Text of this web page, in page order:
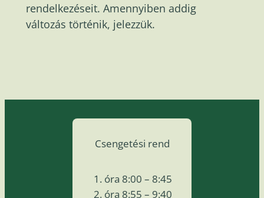
rendelkezéseit. Amennyiben addig
változás történik, jelezzük.
Csengetési rend
óra 8:00 – 8:45
óra 8:55 – 9:40